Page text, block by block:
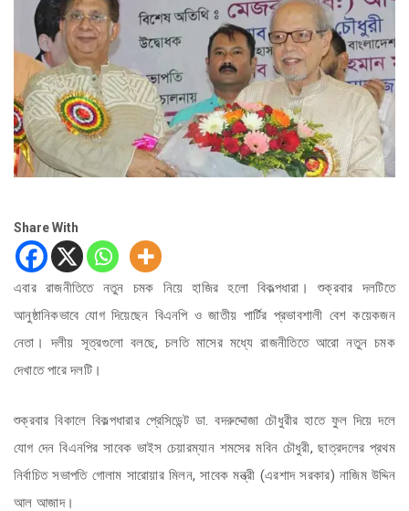
Share With
এবার রাজনীতিতে নতুন চমক নিয়ে হাজির হলো বিকল্পধারা। শুক্রবার দলটিতে
আনুষ্ঠানিকভাবে যোগ দিয়েছেন বিএনপি ও জাতীয় পার্টির প্রভাবশালী বেশ কয়েকজন
নেতা। দলীয় সূত্রগুলো বলছে, চলতি মাসের মধ্যে রাজনীতিতে আরো নতুন চমক
দেখাতে পারে দলটি।
শুক্রবার বিকালে বিকল্পধারার প্রেসিডেন্ট ডা. বদরুদ্দোজা চৌধুরীর হাতে ফুল দিয়ে দলে
যোগ দেন বিএনপির সাবেক ভাইস চেয়ারম্যান শমসের মবিন চৌধুরী, ছাত্রদলের প্রথম
নির্বাচিত সভাপতি গোলাম সারোয়ার মিলন, সাবেক মন্ত্রী (এরশাদ সরকার) নাজিম উদ্দিন
আল আজাদ।